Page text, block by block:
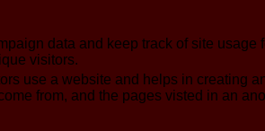
data and keep track of site usage
visitors.
use a website and helps in creating
from, and the pages visted in an